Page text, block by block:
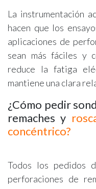
La instrumentación
hacen que los
aplicaciones de
sean más fáciles y
reduce la fatiga
mantiene una clara
¿Cómo pedir
remaches y
concéntrico?
Todos los pedidos
perforaciones de